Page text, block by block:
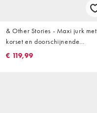
& Other Stories - Maxi jurk met
korset en doorschijnende
overrok in bessen-bordeauxrood
€ 119,99